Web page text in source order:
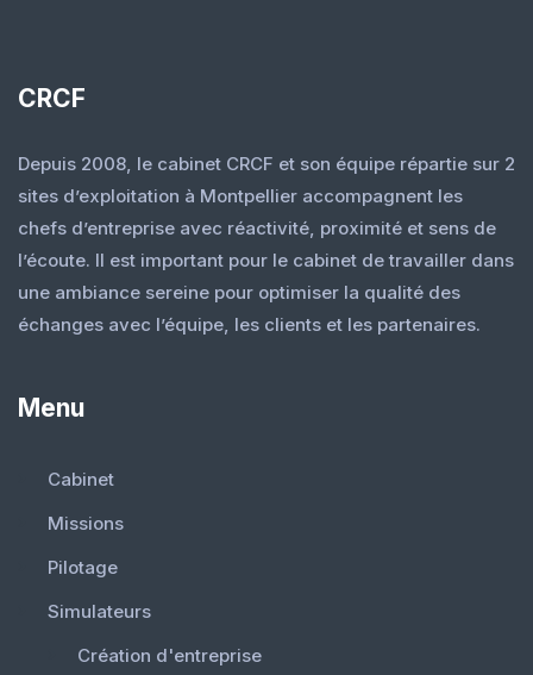
CRCF
Depuis 2008, le cabinet CRCF et son équipe répartie sur 2
sites d’exploitation à Montpellier accompagnent les
chefs d’entreprise avec réactivité, proximité et sens de
l’écoute. Il est important pour le cabinet de travailler dans
une ambiance sereine pour optimiser la qualité des
échanges avec l’équipe, les clients et les partenaires.
Menu
Cabinet
Missions
Pilotage
Simulateurs
Création d'entreprise